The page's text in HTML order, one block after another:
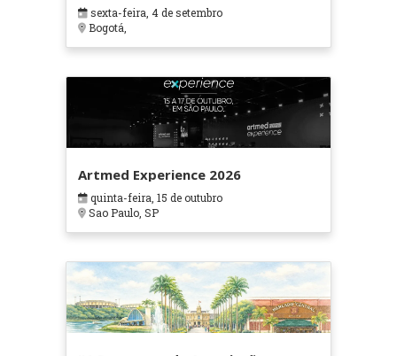
sexta-feira, 4 de setembro
Bogotá,
Artmed Experience 2026
quinta-feira, 15 de outubro
Sao Paulo, SP